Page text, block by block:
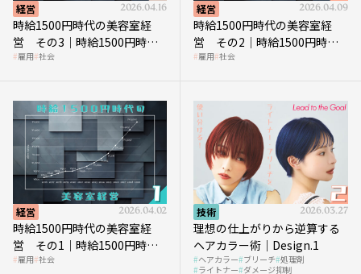
経営 2026.04.16
時給1500円時代の美容室経
営 その3｜時給1500円時
代、美容業はどのような影響
雇用 社会
経営 2026.04.09
時給1500円時代の美容室経
営 その2｜時給1500円時代
に支払う給与はいくらなのか
雇用 社会
経営 2026.04.02
時給1500円時代の美容室経
営 その1｜時給1500円時代
へ向かう社会的背景
雇用 社会
技術 2026.03.27
理想の仕上がりから逆算する
ヘアカラー術｜Design.1
ヘアカラー ブリーチ 処理剤
ライトナー ダメージ抑制